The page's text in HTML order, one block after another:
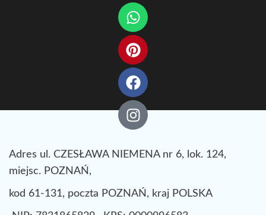
Adres ul. CZESŁAWA NIEMENA nr 6, lok. 124,
miejsc. POZNAŃ,
kod 61-131, poczta POZNAŃ, kraj POLSKA